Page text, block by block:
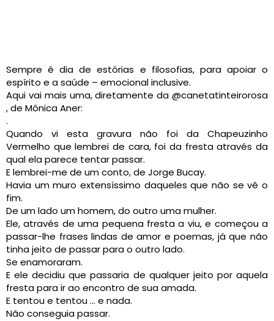
Sempre é dia de estórias e filosofias, para apoiar o
espírito e a saúde – emocional inclusive.
Aqui vai mais uma, diretamente da @canetatinteirorosa
, de Mônica Aner:
.
Quando vi esta gravura não foi da Chapeuzinho
Vermelho que lembrei de cara, foi da fresta através da
qual ela parece tentar passar.
E lembrei-me de um conto, de Jorge Bucay.
Havia um muro extensíssimo daqueles que não se vê o
fim.
De um lado um homem, do outro uma mulher.
Ele, através de uma pequena fresta a viu, e começou a
passar-lhe frases lindas de amor e poemas, já que não
tinha jeito de passar para o outro lado.
Se enamoraram.
E ele decidiu que passaria de qualquer jeito por aquela
fresta para ir ao encontro de sua amada.
E tentou e tentou … e nada.
Não conseguia passar.